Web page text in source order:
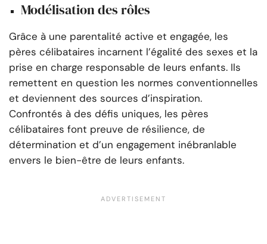
Modélisation des rôles
Grâce à une parentalité active et engagée, les
pères célibataires incarnent l’égalité des sexes et la
prise en charge responsable de leurs enfants. Ils
remettent en question les normes conventionnelles
et deviennent des sources d’inspiration.
Confrontés à des défis uniques, les pères
célibataires font preuve de résilience, de
détermination et d’un engagement inébranlable
envers le bien-être de leurs enfants.